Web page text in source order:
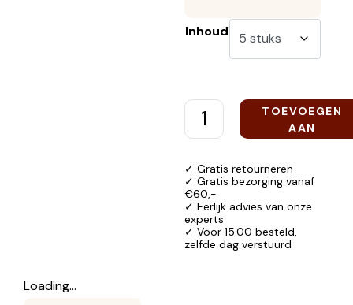
Inhoud
TOEVOEGEN
AAN
✓ Gratis retourneren
✓ Gratis bezorging vanaf
€60,-
✓ Eerlijk advies van onze
experts
✓ Voor 15.00 besteld,
zelfde dag verstuurd
Loading...